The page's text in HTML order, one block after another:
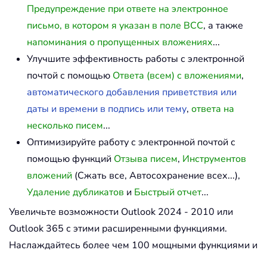
Предупреждение при ответе на электронное
письмо, в котором я указан в поле BCC, а также
напоминания о пропущенных вложениях...
Улучшите эффективность работы с электронной
почтой с помощью Ответа (всем) с вложениями,
автоматического добавления приветствия или
даты и времени в подпись или тему, ответа на
несколько писем...
Оптимизируйте работу с электронной почтой с
помощью функций Отзыва писем, Инструментов
вложений (Сжать все, Автосохранение всех...),
Удаление дубликатов и Быстрый отчет...
Увеличьте возможности Outlook 2024 - 2010 или
Outlook 365 с этими расширенными функциями.
Наслаждайтесь более чем 100 мощными функциями и